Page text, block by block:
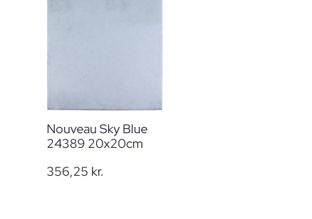
Nouveau Sky Blue
24389 20x20cm
356,25 kr.